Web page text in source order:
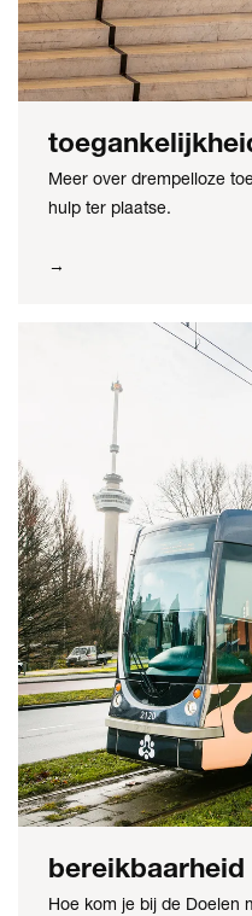
Meer over drempelloze
hulp ter plaatse.
→
bereikbaarheid
Hoe kom je bij de Doelen